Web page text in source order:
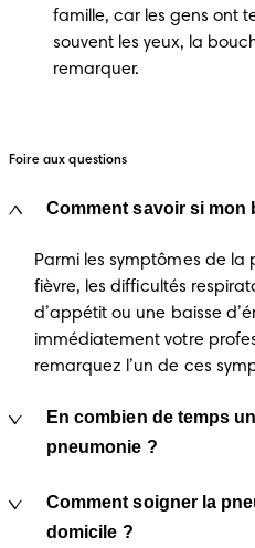
famille, car les gens ont
souvent les yeux, la
remarquer.
Foire aux questions
Comment savoir si mon
Parmi les symptômes de
fièvre, les difficultés
d’appétit ou une baisse
immédiatement votre
remarquez l’un de ces
En combien de temps
pneumonie ?
Comment soigner la
domicile ?